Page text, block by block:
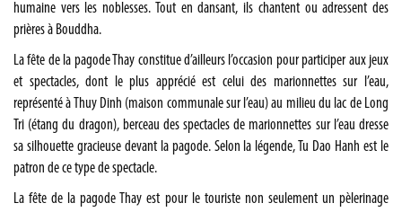
humaine vers les noblesses. Tout en dansant, ils chantent ou adressent des
prières à Bouddha.
La fête de la pagode Thay constitue d’ailleurs l’occasion pour participer aux jeux
et spectacles, dont le plus apprécié est celui des marionnettes sur l’eau,
représenté à Thuy Dinh (maison communale sur l’eau) au milieu du lac de Long
Tri (étang du dragon), berceau des spectacles de marionnettes sur l’eau dresse
sa silhouette gracieuse devant la pagode. Selon la légende, Tu Dao Hanh est le
patron de ce type de spectacle.
La fête de la pagode Thay est pour le touriste non seulement un pèlerinage